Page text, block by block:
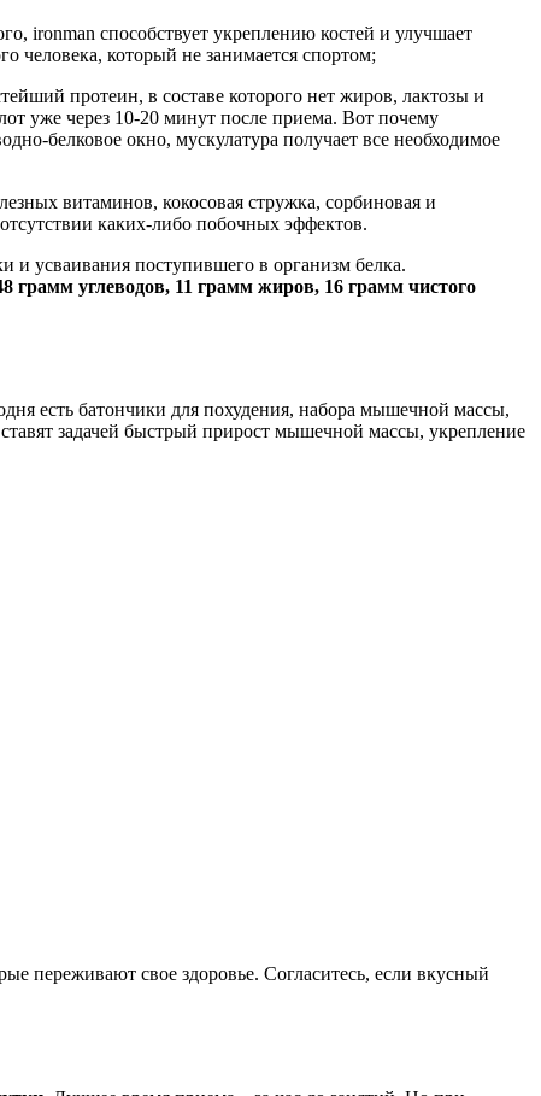
ironman способствует укреплению костей и улучшает
человека, который не занимается спортом;
протеин, в составе которого нет жиров, лактозы и
уже через 10-20 минут после приема. Вот почему
белковое окно, мускулатура получает все необходимое
витаминов, кокосовая стружка, сорбиновая и
каких-либо побочных эффектов.
и усваивания поступившего в организм белка.
грамм углеводов, 11 грамм жиров, 16 грамм чистого
есть батончики для похудения, набора мышечной массы,
задачей быстрый прирост мышечной массы, укрепление
переживают свое здоровье. Согласитесь, если вкусный